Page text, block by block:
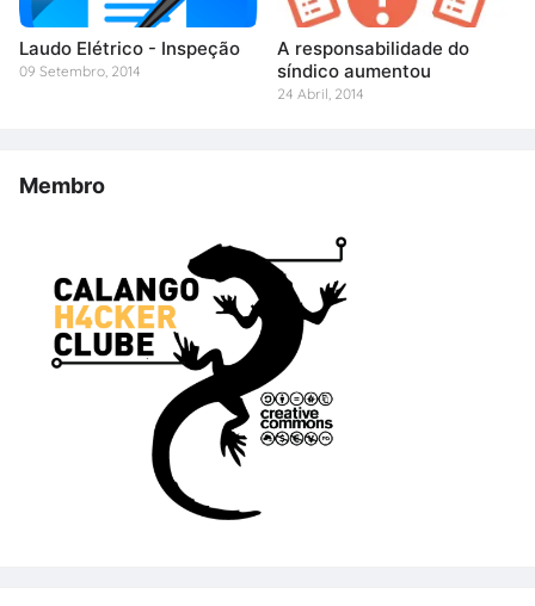
Laudo Elétrico - Inspeção
09 Setembro, 2014
A responsabilidade do
síndico aumentou
24 Abril, 2014
Membro